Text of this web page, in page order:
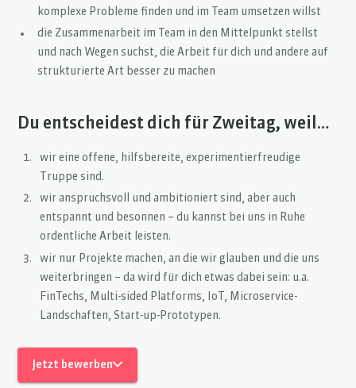
komplexe Probleme finden und im Team umsetzen willst
die Zusammenarbeit im Team in den Mittelpunkt stellst
und nach Wegen suchst, die Arbeit für dich und andere auf
strukturierte Art besser zu machen
Du entscheidest dich für Zweitag, weil…
wir eine offene, hilfsbereite, experimentierfreudige
Truppe sind.
wir anspruchsvoll und ambitioniert sind, aber auch
entspannt und besonnen – du kannst bei uns in Ruhe
ordentliche Arbeit leisten.
wir nur Projekte machen, an die wir glauben und die uns
weiterbringen – da wird für dich etwas dabei sein: u.a.
FinTechs, Multi-sided Platforms, IoT, Microservice-
Landschaften, Start-up-Prototypen.
Jetzt bewerben